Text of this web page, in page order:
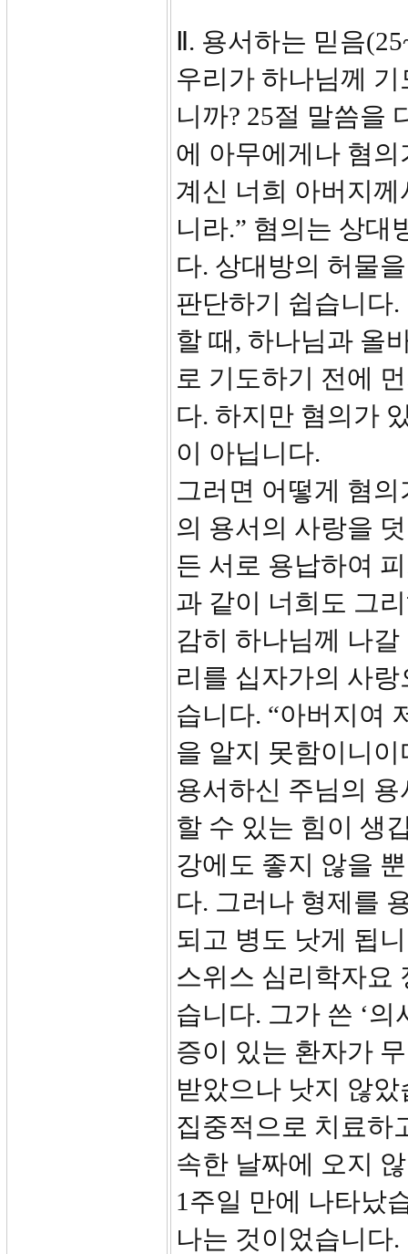
Ⅱ. 용서하는 믿음
우리가 하나님께
니까? 25절 말씀을
에 아무에게나 혐
계신 너희 아버지
니라.” 혐의는 상대
다. 상대방의 허물
판단하기 쉽습니다
할 때, 하나님과 올
로 기도하기 전에
다. 하지만 혐의가
이 아닙니다.
그러면 어떻게 혐
의 용서의 사랑을
든 서로 용납하여
과 같이 너희도 그
감히 하나님께 나
리를 십자가의 사
습니다. “아버지여
을 알지 못함이니
용서하신 주님의
할 수 있는 힘이 생
강에도 좋지 않을
다. 그러나 형제를
되고 병도 낫게 됩
스위스 심리학자요
습니다. 그가 쓴 ‘
증이 있는 환자가
받았으나 낫지 않
집중적으로 치료하
속한 날짜에 오지
1주일 만에 나타났
나는 것이었습니다